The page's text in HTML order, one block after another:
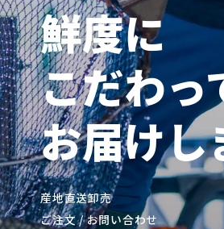
鮮度に
こだわっ
お届けし
産地直送卸売
ご注文 / お問い合わせ